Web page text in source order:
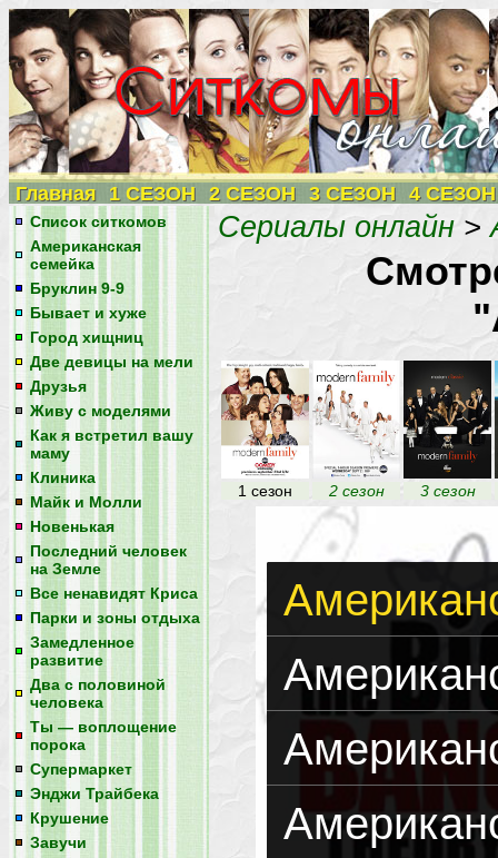
Главная 1 СЕЗОН 2 СЕЗОН 3 СЕЗОН 4 СЕЗОН
Список ситкомов
Американская
семейка
Бруклин 9-9
Бывает и хуже
Город хищниц
Две девицы на мели
Друзья
Живу с моделями
Как я встретил вашу
маму
Клиника
Майк и Молли
Новенькая
Последний человек
на Земле
Все ненавидят Криса
Парки и зоны отдыха
Замедленное
развитие
Два с половиной
человека
Ты — воплощение
порока
Супермаркет
Энджи Трайбека
Крушение
Завучи
Сериалы онлайн >
1 сезон 2 сезон 3 сезон